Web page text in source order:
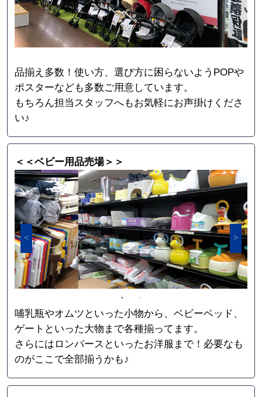
品揃え多数！使い方、選び方に困らないようPOPや
ポスターなども多数ご用意しています。
もちろん担当スタッフへもお気軽にお声掛けくださ
い♪
＜＜ベビー用品売場＞＞
哺乳瓶やオムツといった小物から、ベビーベッド、
ゲートといった大物まで各種揃ってます。
さらにはロンパースといったお洋服まで！必要なも
のがここで全部揃うかも♪